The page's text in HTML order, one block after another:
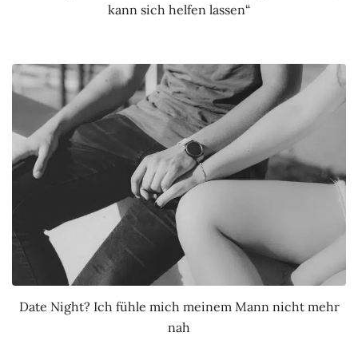
kann sich helfen lassen“
Date Night? Ich fühle mich meinem Mann nicht mehr
nah